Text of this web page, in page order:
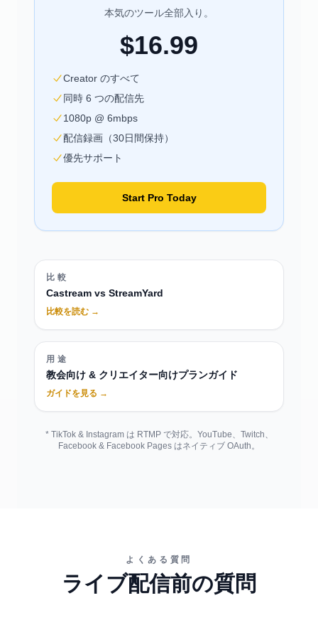
本気のツール全部入り。
$16.99
Creator のすべて
同時 6 つの配信先
1080p @ 6mbps
配信録画（30日間保持）
優先サポート
Start Pro Today
比較
Castream vs StreamYard
比較を読む →
用途
教会向け & クリエイター向けプランガイド
ガイドを見る →
* TikTok & Instagram は RTMP で対応。YouTube、Twitch、
Facebook & Facebook Pages はネイティブ OAuth。
よくある質問
ライブ配信前の質問